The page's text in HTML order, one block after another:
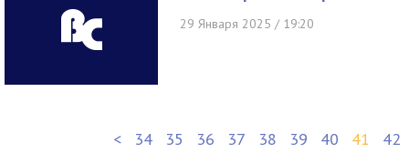
29 Января 2025 / 19:20
< 34 35 36 37 38 39 40 41 42